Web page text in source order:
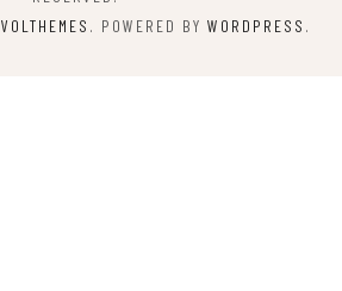
VOLTHEMES . POWERED BY WORDPRESS .